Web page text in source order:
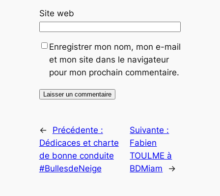
Site web
Enregistrer mon nom, mon e-mail
et mon site dans le navigateur
pour mon prochain commentaire.
←
Précédente :
Dédicaces et charte
de bonne conduite
#BullesdeNeige
Suivante :
Fabien
TOULME à
BDMiam
→